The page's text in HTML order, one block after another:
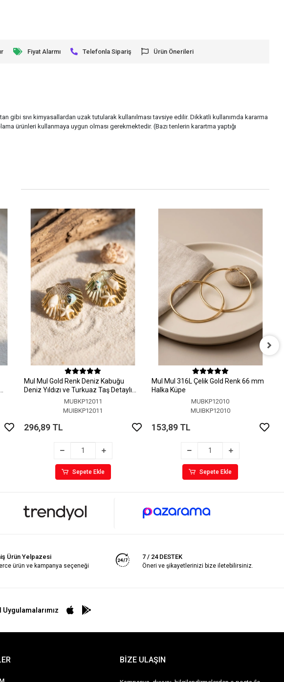
Fiyat Alarmı Telefonla Sipariş Ürün Önerileri
sıvı kimyasallardan uzak tutularak kullanılması tavsiye edilir. Dikkatli kullanımda kararma
ürünleri kullanmaya uygun olması gerekmektedir. (Bazı tenlerin karartma yaptığı
MuI MuI Gold Renk Deniz Kabuğu
Deniz Yıldızı ve Turkuaz Taş Detaylı
MUBKP12011
MUIBKP12011
296,89 TL
Sepete Ekle
MuI MuI 316L Çelik Gold Renk 66 mm
Halka Küpe
MUBKP12010
MUIBKP12010
153,89 TL
Sepete Ekle
Ürün Yelpazesi
ürün ve kampanya seçeneği
7 / 24 DESTEK
Öneri ve şikayetlerinizi bize iletebilirsiniz.
Uygulamalarımız
BİZE ULAŞIN